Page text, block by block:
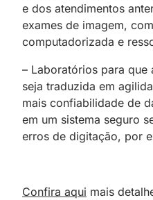
e dos atendimentos
exames de imagem,
computadorizada e
– Laboratórios para
seja traduzida em
mais confiabilidade de
em um sistema seguro
erros de digitação, por
Confira aqui mais